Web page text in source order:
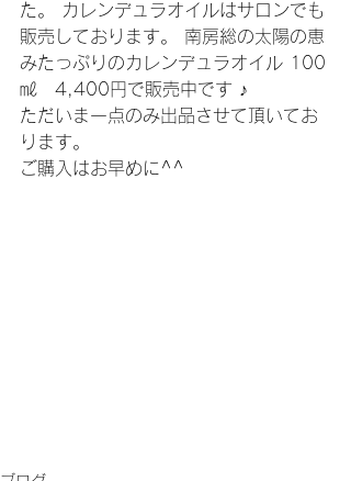
た。 カレンデュラオイルはサロンでも
販売しております。 南房総の太陽の恵
みたっぷりのカレンデュラオイル 100
㎖　4,400円で販売中です ♪
ただいま一点のみ出品させて頂いてお
ります。
ご購入はお早めに^^